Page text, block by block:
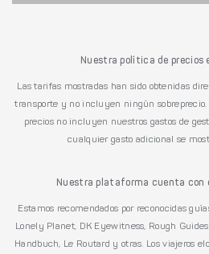
Nuestra política de precios
Las tarifas mostradas han sido obtenidas
transporte y no incluyen ningún
precios no incluyen nuestros gastos de
cualquier gasto adicional se
Nuestra plataforma cuenta con
Estamos recomendados por reconocidas
Lonely Planet, DK Eyewitness, Rough
Handbuch, Le Routard y otras. Los viajeros